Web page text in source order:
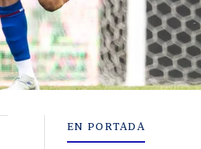
EN PORTADA